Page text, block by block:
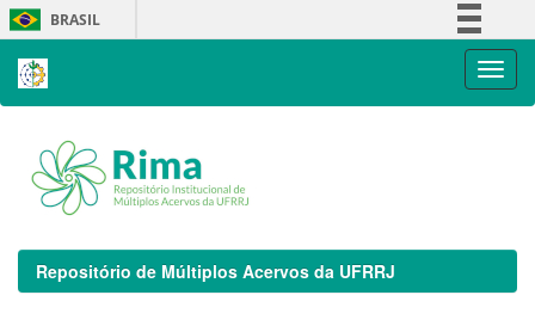
Skip
navigation
BRASIL
Repositório de Múltiplos Acervos da UFRRJ